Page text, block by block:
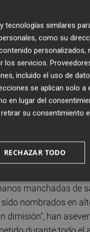
convocantes
por la tragedia --
los trabajos
"el duelo y la
personas,
con las
con los
gritos de
de 'Mazón criminal.
manchadas de
nombrados en
dimisión", han
similares
como su
personalizados,
los servicios.
incluido el uso de
se aplican solo a
en lugar del
retirar su consentimiento
RECHAZAR TODO